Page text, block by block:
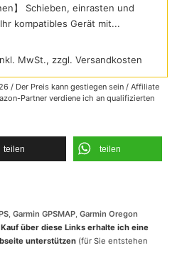
】 Schieben, einrasten und
kompatibles Gerät mit...
MwSt., zzgl. Versandkosten
/ Der Preis kann gestiegen sein / Affiliate
Partner verdiene ich an qualifizierten
teilen teilen
, Garmin GPSMAP, Garmin Oregon
über diese Links erhalte ich eine
unterstützen (für Sie entstehen